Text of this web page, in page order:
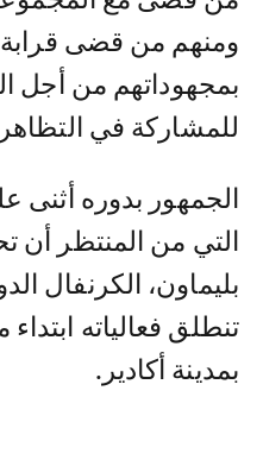
بمجهوداتهم من أجل
للمشاركة في
الجمهور بدوره أثنى
التي من المنتظر
بليماون، الكرنفال
تنطلق فعالياته
بمدينة أكادير.